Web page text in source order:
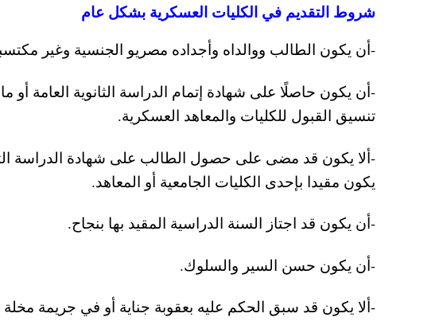
شروط التقديم في الكليات العسكرية بشكل عام
-أن يكون الطالب ووالداه وأجداده مصريو الجنسية وغير
-أن يكون حاصلًا على شهادة إتمام الدراسة الثانوية العامة
تنسيق القبول للكليات والمعاهد العسكرية.
-ألا يكون قد مضى على حصول الطالب على شهادة الدراسة
يكون مقيدا بإحدى الكليات الجامعية أو المعاهد.
-أن يكون قد اجتاز السنة الدراسية المقيد بها بنجاح.
-أن يكون حسن السير والسلوك.
-ألا يكون قد سبق الحكم عليه بعقوبة جناية أو في جريمة